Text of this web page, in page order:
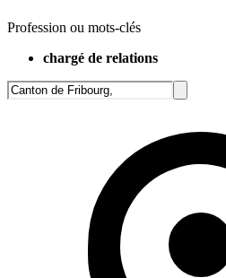
Profession ou mots-clés
chargé de relations